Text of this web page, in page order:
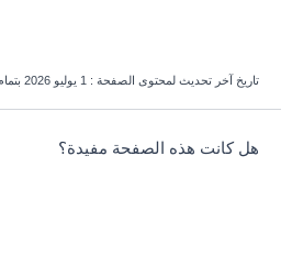
تاريخ آخر تحديث لمحتوى الصفحة : 1 يوليو 2026 بتمام الساعة 08:19 مساءً
survey_v2
هل كانت هذه الصفحة مفيدة؟